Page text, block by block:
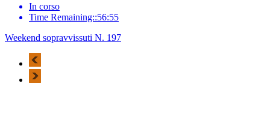
In corso
Time Remaining::56:55
Weekend sopravvissuti N. 197